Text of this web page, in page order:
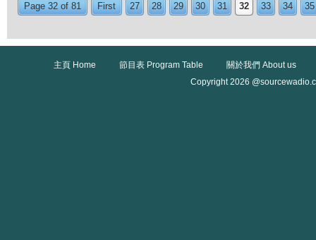
Page 32 of 81 First 27 28 29 30 31 32 33 34 35
主頁 Home 節目表 Program Table
關於我們 About us
Copyright 2026